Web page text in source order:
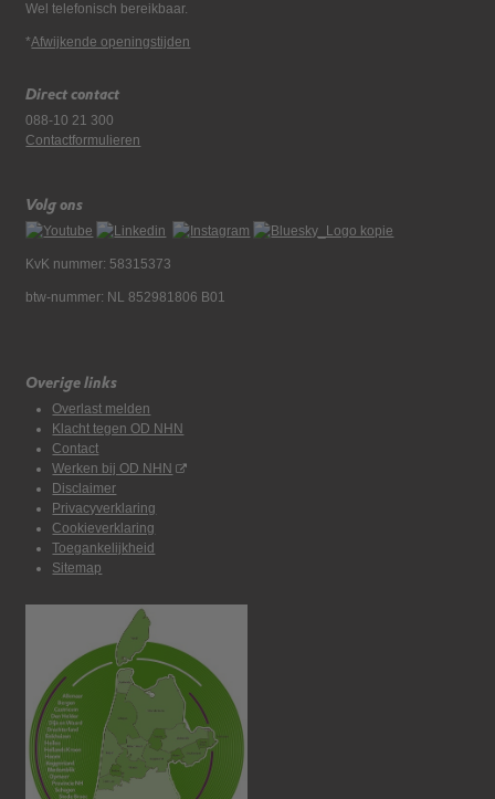
Wel telefonisch bereikbaar.
*Afwijkende openingstijden
Direct contact
088-10 21 300
Contactformulieren
Volg ons
KvK nummer: 58315373
btw-nummer: NL 852981806 B01
Overige links
Overlast melden
Klacht tegen OD NHN
Contact
Werken bij OD NHN
Disclaimer
Privacyverklaring
Cookieverklaring
Toegankelijkheid
Sitemap